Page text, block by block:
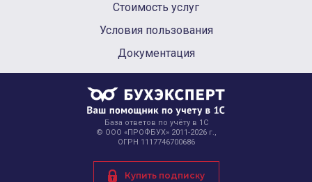
Стоимость услуг
Условия пользования
Документация
База ответов по учёту в 1С
© ООО «ПРОФБУХ» 2011-2026 г.,
ОГРН 1117746700686
Купить подписку